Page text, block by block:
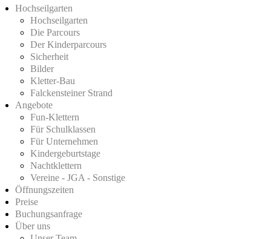
Hochseilgarten
Hochseilgarten
Die Parcours
Der Kinderparcours
Sicherheit
Bilder
Kletter-Bau
Falckensteiner Strand
Angebote
Fun-Klettern
Für Schulklassen
Für Unternehmen
Kindergeburtstage
Nachtklettern
Vereine - JGA - Sonstige
Öffnungszeiten
Preise
Buchungsanfrage
Über uns